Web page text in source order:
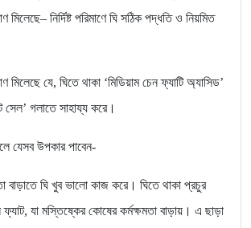
মিলেছে– নির্দিষ্ট পরিমাণে ঘি সঠিক পদ্ধতি ও নিয়মিত
মিলেছে যে, ঘিতে থাকা ‘মিডিয়াম চেন ফ্যাটি অ্যাসিড’
সেল’ গলাতে সাহায্য করে।
যেসব উপকার পাবেন-
বাড়াতে ঘি খুব ভালো কাজ করে। ঘিতে থাকা প্রচুর
ফ্যাট, যা মস্তিষ্কের কোষের কর্মক্ষমতা বাড়ায়। এ ছাড়া